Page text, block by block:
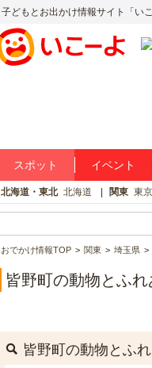
子どもとお出かけ情報サイト「い
スポット イベント
北海道・東北 北海道 関東 東京
おでかけ情報TOP 関東 埼玉県
皆野町の動物とふ
皆野町の動物とふ